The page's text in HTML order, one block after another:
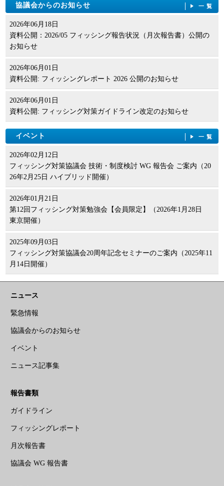
協議会からのお知らせ 一覧
2026年06月18日
資料公開：2026/05 フィッシング報告状況（月次報告書）公開の
お知らせ
2026年06月01日
資料公開: フィッシングレポート 2026 公開のお知らせ
2026年06月01日
資料公開: フィッシング対策ガイドライン改定のお知らせ
イベント 一覧
2026年02月12日
フィッシング対策協議会 技術・制度検討 WG 報告会 ご案内（20
26年2月25日 ハイブリッド開催）
2026年01月21日
第12回フィッシング対策勉強会【会員限定】（2026年1月28日
東京開催）
2025年09月03日
フィッシング対策協議会20周年記念セミナーのご案内（2025年11
月14日開催）
ニュース
緊急情報
協議会からのお知らせ
イベント
ニュース記事集
報告書類
ガイドライン
フィッシングレポート
月次報告書
協議会 WG 報告書